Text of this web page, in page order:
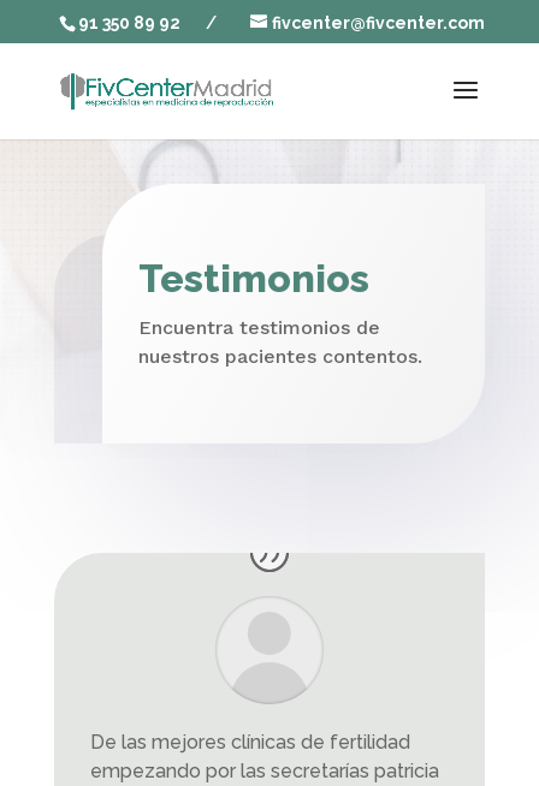
91 350 89 92 / fivcenter@fivcenter.com
Testimonios
Encuentra testimonios de
nuestros pacientes contentos.
De las mejores clínicas de fertilidad
empezando por las secretarías patricia